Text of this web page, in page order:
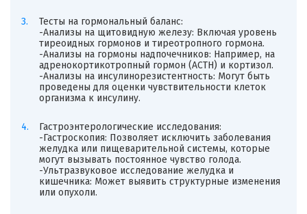
Тесты на гормональный баланс:
-Анализы на щитовидную железу: Включая уровень
тиреоидных гормонов и тиреотропного гормона.
-Анализы на гормоны надпочечников: Например, на
адренокортикотропный гормон (ACTH) и кортизол.
-Анализы на инсулинорезистентность: Могут быть
проведены для оценки чувствительности клеток
организма к инсулину.
Гастроэнтерологические исследования:
-Гастроскопия: Позволяет исключить заболевания
желудка или пищеварительной системы, которые
могут вызывать постоянное чувство голода.
-Ультразвуковое исследование желудка и
кишечника: Может выявить структурные изменения
или опухоли.